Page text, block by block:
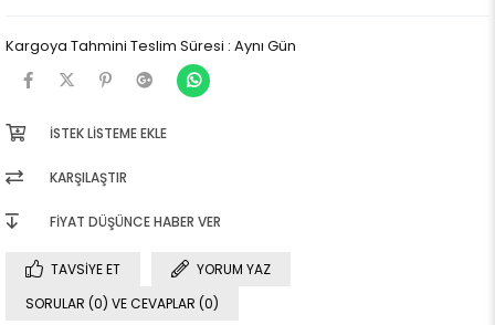
Kargoya Tahmini Teslim Süresi : Aynı Gün
İSTEK LISTEME EKLE
KARŞILAŞTIR
FIYAT DÜŞÜNCE HABER VER
TAVSIYE ET
YORUM YAZ
SORULAR (0) VE CEVAPLAR (0)